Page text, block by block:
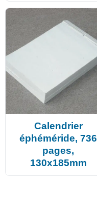
Calendrier
éphéméride, 736
pages,
130x185mm